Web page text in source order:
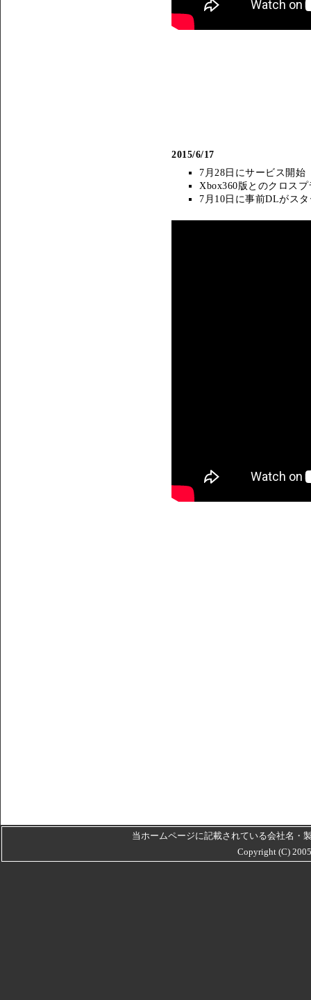
2015/6/17
7月28日にサービス開始
Xbox360版とのクロス
7月10日に事前DLがス
当ホームページに記載されている会社名・
Copyright (C)